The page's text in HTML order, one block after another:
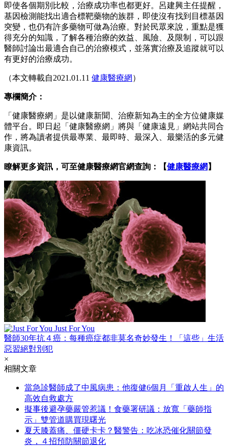
即使各個期別比較，治療成功率也都更好。呂建興主任提醒，
基因檢測能找出適合標靶藥物的族群，即使沒有找到目標基因
突變，也仍有許多藥物可做為治療。對於民眾來說，重點是獲
得充分的知識，了解各種治療的效益、風險、及限制，可以跟
醫師討論出最適合自己的治療模式，並落實治療及追蹤就可以
有更好的治療成功。
（本文轉載自2021.01.11 健康醫療網 ）
專欄簡介：
「健康醫療網」是以健康新聞、治療新知為主的全方位健康媒
體平台。即日起「健康醫療網」將與「健康遠見」網站共同合
作，將為讀者提供最專業、最即時、最深入、最樂活的多元健
康資訊。
瞭解更多資訊，可至健康醫療網官網查詢：【健康醫療網 】
Just For You
醫師30年抗４癌：每種癌症都非莫名奇妙發生！「這些」生活
惡習絕對別犯
×
相關文章
當急診醫師成了中風病患：他復健6個月「重啟人生」的
高效自救處方
擬事後避孕藥嚴管惹議！食藥署研議：放寬「藥師指
示」雙管道購買現曙光
夏天膝蓋痛、僵硬卡卡？醫警告：吃冰恐催化關節發
炎，４招預防關節退化